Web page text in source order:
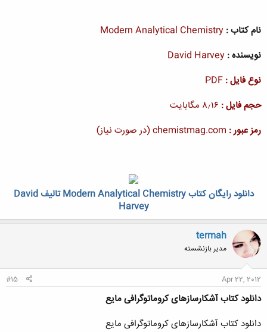
نام کتاب : Modern Analytical Chemistry
نویسنده : David Harvey
نوع فایل : PDF
حجم فایل : ۸٫۱۶ مگابایت
رمز عبور : chemistmag.com (در صورت نیاز)
دانلود رایگان کتاب Modern Analytical Chemistry تالیف David
Harvey
termah
مدیر بازنشسته
Apr 22, 2012
#15
دانلود کتاب آشکارسازهای کروماتوگرافی مایع
دانلود کتاب آشکارسازهای کروماتوگرافی مایع